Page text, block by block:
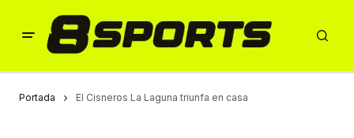
Portada El Cisneros La Laguna triunfa en casa